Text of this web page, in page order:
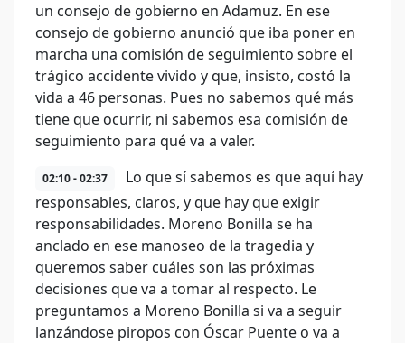
un consejo de gobierno en Adamuz. En ese
consejo de gobierno anunció que iba poner en
marcha una comisión de seguimiento sobre el
trágico accidente vivido y que, insisto, costó la
vida a 46 personas. Pues no sabemos qué más
tiene que ocurrir, ni sabemos esa comisión de
seguimiento para qué va a valer.
02:10 - 02:37
Lo que sí sabemos es que aquí hay
responsables, claros, y que hay que exigir
responsabilidades. Moreno Bonilla se ha
anclado en ese manoseo de la tragedia y
queremos saber cuáles son las próximas
decisiones que va a tomar al respecto. Le
preguntamos a Moreno Bonilla si va a seguir
lanzándose piropos con Óscar Puente o va a